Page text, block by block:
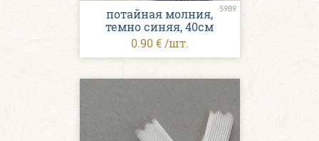
5989
потайная молния,
темно синяя, 40см
0.90 € /шт.